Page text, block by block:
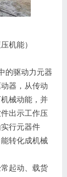
机能）
的驱动力元器
器，从传动
械动能，并
出示工作压
行元器件
转化成机械
起动、载货